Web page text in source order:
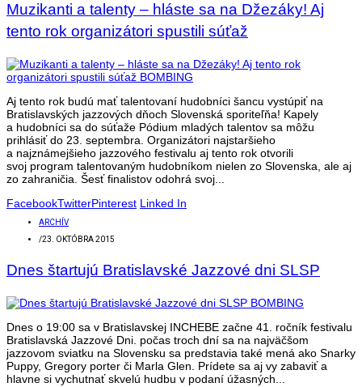
Muzikanti a talenty – hláste sa na Džezáky! Aj
tento rok organizátori spustili súťaž
Aj tento rok budú mať talentovaní hudobníci šancu vystúpiť na
Bratislavských jazzových dňoch Slovenská sporiteľňa! Kapely
a hudobníci sa do súťaže Pódium mladých talentov sa môžu
prihlásiť do 23. septembra. Organizátori najstaršieho
a najznámejšieho jazzového festivalu aj tento rok otvorili
svoj program talentovaným hudobníkom nielen zo Slovenska, ale aj
zo zahraničia. Šesť finalistov odohrá svoj...
FacebookTwitterPinterest Linked In
ARCHÍV
/23. OKTÓBRA 2015
Dnes štartujú Bratislavské Jazzové dni SLSP
Dnes o 19:00 sa v Bratislavskej INCHEBE začne 41. ročník festivalu
Bratislavská Jazzové Dni. počas troch dní sa na najväčšom
jazzovom sviatku na Slovensku sa predstavia také mená ako Snarky
Puppy, Gregory porter či Marla Glen. Prídete sa aj vy zabaviť a
hlavne si vychutnať skvelú hudbu v podaní úžasných...